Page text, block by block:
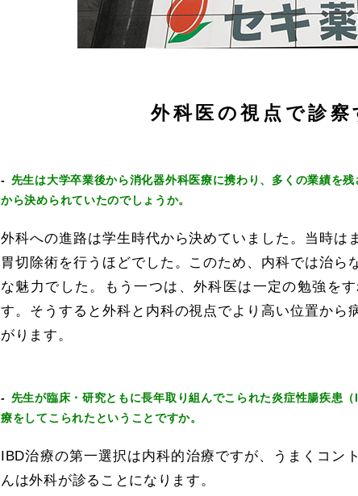
外科医の視点で診察
先生は大学卒業後から消化器外科医療に携わり、多くの業績を
から決められていたのでしょうか。
外科への進路は学生時代から決めていました。当時は
胃切除術を行うほどでした。このため、内科では治ら
な魅力でした。もう一つは、外科医は一定の勉強を
す。そうすると外科と内科の視点でより高い位置から
がります。
先生が臨床・研究ともに長年取り組んでこられた炎症性腸疾患
療をしてこられたということですか。
IBD治療の第一選択は内科的治療ですが、うまくコン
んは外科が診ることになります。